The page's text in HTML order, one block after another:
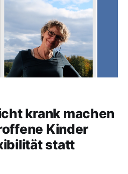
krank machen
Kinder
statt